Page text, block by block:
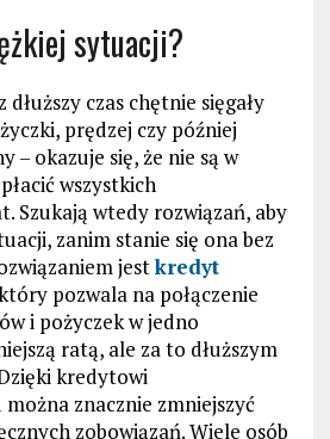
sytuacji?
czas chętnie sięgały
prędzej czy później
– okazuje się, że nie są w
wszystkich
Szukają wtedy rozwiązań, aby
zanim stanie się ona bez
jestkredyt
pozwala na połączenie
i pożyczek w jedno
ratą, ale za to dłuższym
kredytowi
znacznie zmniejszyć
zobowiązań. Wiele osób